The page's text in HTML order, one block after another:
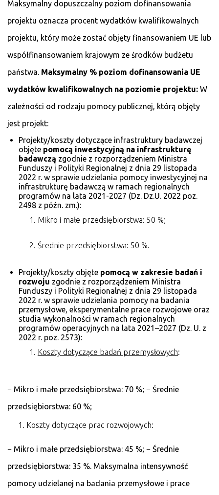
Maksymalny dopuszczalny poziom dofinansowania
projektu oznacza procent wydatków kwalifikowalnych
projektu, który może zostać objęty finansowaniem UE lub
współfinansowaniem krajowym ze środków budżetu
państwa. Maksymalny % poziom dofinansowania UE
wydatków kwalifikowalnych na poziomie projektu: W
zależności od rodzaju pomocy publicznej, którą objęty
jest projekt:
Projekty/koszty dotyczące infrastruktury badawczej
objęte pomocą inwestycyjną na infrastrukturę
badawczą zgodnie z rozporządzeniem Ministra
Funduszy i Polityki Regionalnej z dnia 29 listopada
2022 r. w sprawie udzielania pomocy inwestycyjnej na
infrastrukturę badawczą w ramach regionalnych
programów na lata 2021-2027 (Dz. Dz.U. 2022 poz.
2498 z późn. zm.):
Mikro i małe przedsiębiorstwa: 50 %;
Średnie przedsiębiorstwa: 50 %.
Projekty/koszty objęte pomocą w zakresie badań i
rozwoju zgodnie z rozporządzeniem Ministra
Funduszy i Polityki Regionalnej z dnia 29 listopada
2022 r. w sprawie udzielania pomocy na badania
przemysłowe, eksperymentalne prace rozwojowe oraz
studia wykonalności w ramach regionalnych
programów operacyjnych na lata 2021–2027 (Dz. U. z
2022 r. poz. 2573):
Koszty dotyczące badań przemysłowych:
− Mikro i małe przedsiębiorstwa: 70 %; − Średnie
przedsiębiorstwa: 60 %;
Koszty dotyczące prac rozwojowych:
− Mikro i małe przedsiębiorstwa: 45 %; − Średnie
przedsiębiorstwa: 35 %. Maksymalna intensywność
pomocy udzielanej na badania przemysłowe i prace